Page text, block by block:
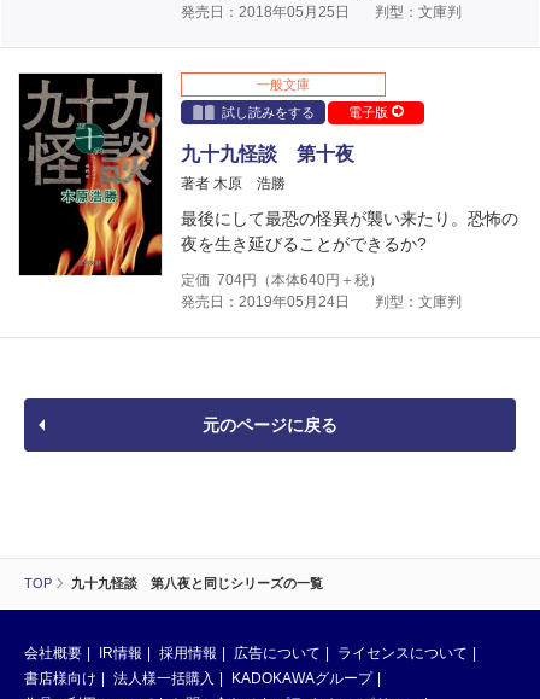
TOP 九十九怪談 第八夜と同じシリーズの一覧
発売日：2018年05月25日
判型：文庫判
一般文庫
試し読みをする
電子版
九十九怪談 第十夜
著者 木原 浩勝
最後にして最恐の怪異が襲い来たり。恐怖の
夜を生き延びることができるか?
定価 704円（本体640円＋税）
発売日：2019年05月24日
判型：文庫判
元のページに戻る
会社概要 IR情報 採用情報 広告について
ライセンスについて
書店様向け
法人様一括購入
KADOKAWAグループ